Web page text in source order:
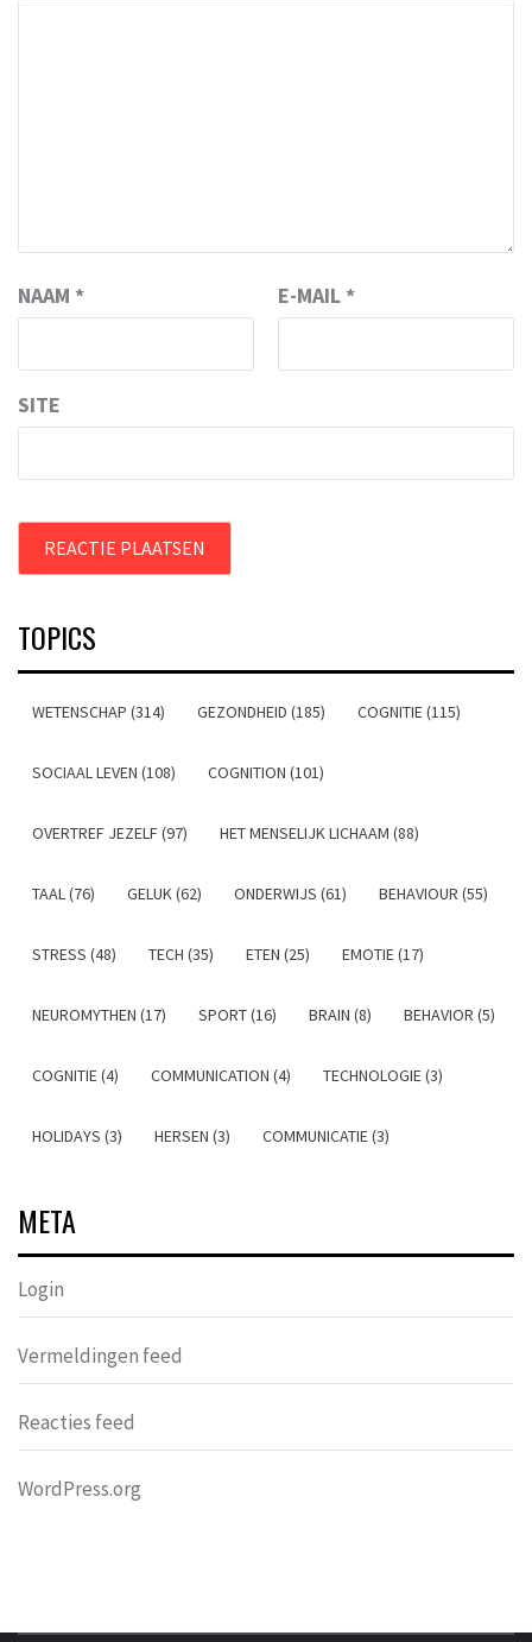
NAAM * E-MAIL *
SITE
TOPICS
WETENSCHAP (314) GEZONDHEID (185) COGNITIE (115)
SOCIAAL LEVEN (108) COGNITION (101)
OVERTREF JEZELF (97) HET MENSELIJK LICHAAM (88)
TAAL (76) GELUK (62) ONDERWIJS (61) BEHAVIOUR (55)
STRESS (48) TECH (35) ETEN (25) EMOTIE (17)
NEUROMYTHEN (17) SPORT (16) BRAIN (8) BEHAVIOR (5)
COGNITIE (4) COMMUNICATION (4) TECHNOLOGIE (3)
HOLIDAYS (3) HERSEN (3) COMMUNICATIE (3)
META
Login
Vermeldingen feed
Reacties feed
WordPress.org